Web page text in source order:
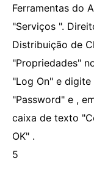
Ferramentas do
"Serviços ".
Distribuição de
"Propriedades"
"Log On" e
"Password" e ,
caixa de texto
OK" .
5